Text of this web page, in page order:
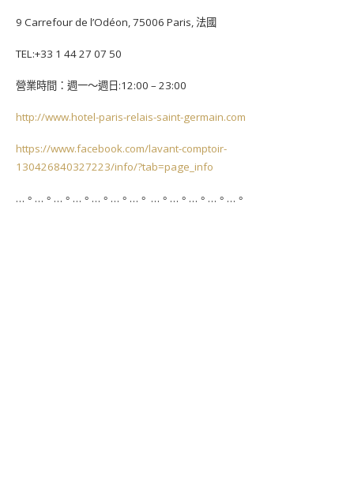
9 Carrefour de l’Odéon, 75006 Paris, 法國
TEL:+33 1 44 27 07 50
營業時間：週一～週日:12:00 – 23:00
http://www.hotel-paris-relais-saint-germain.com
https://www.facebook.com/lavant-comptoir-
130426840327223/info/?tab=page_info
…。…。…。…。…。…。…。 …。…。…。…。…。